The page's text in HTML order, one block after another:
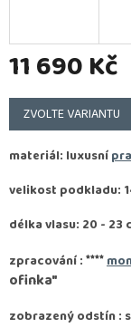
11 690 Kč
Měrná
cena:
ZVOLTE VARIANTU
materiál: luxusní
velikost podkladu:
délka vlasu: 20 - 23
zpracování :****
ofinka"
zobrazený odstín :